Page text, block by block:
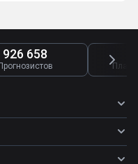
926 658
Прогнозистов